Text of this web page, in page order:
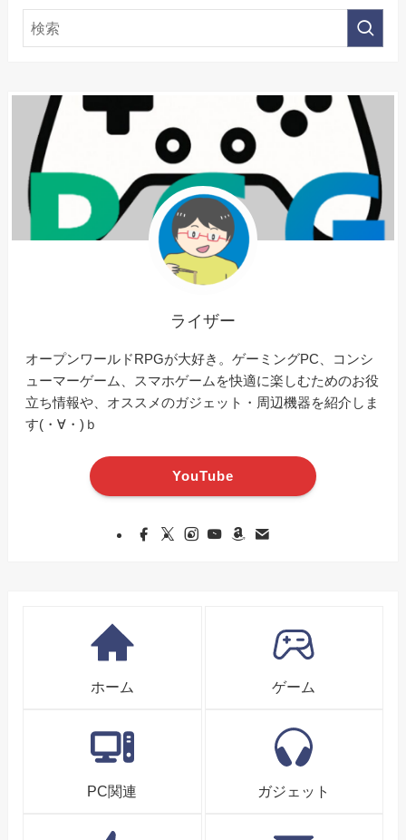
ライザー
オープンワールドRPGが大好き。ゲーミングPC、コンシ
ューマーゲーム、スマホゲームを快適に楽しむためのお役
立ち情報や、オススメのガジェット・周辺機器を紹介しま
す(・∀・)ｂ
YouTube
ホーム ゲーム
PC関連 ガジェット